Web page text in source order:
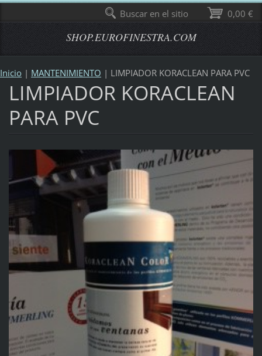
SHOP.EUROFINESTRA.COM
Inicio | MANTENIMIENTO | LIMPIADOR KORACLEAN PARA PVC
LIMPIADOR KORACLEAN
PARA PVC
0,00 €
Buscar en el sitio